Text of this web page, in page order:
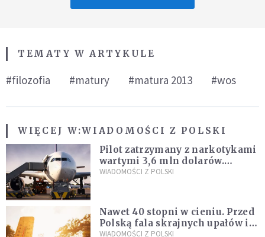
TEMATY W ARTYKULE
#filozofia #matury #matura 2013 #wos
WIĘCEJ W:WIADOMOŚCI Z POLSKI
Pilot zatrzymany z narkotykami
wartymi 3,6 mln dolarów.
Śledczy podejrzewają, że latał
WIADOMOŚCI Z POLSKI
Nawet 40 stopni w cieniu. Przed
Polską fala skrajnych upałów i
gwałtowne burze
WIADOMOŚCI Z POLSKI